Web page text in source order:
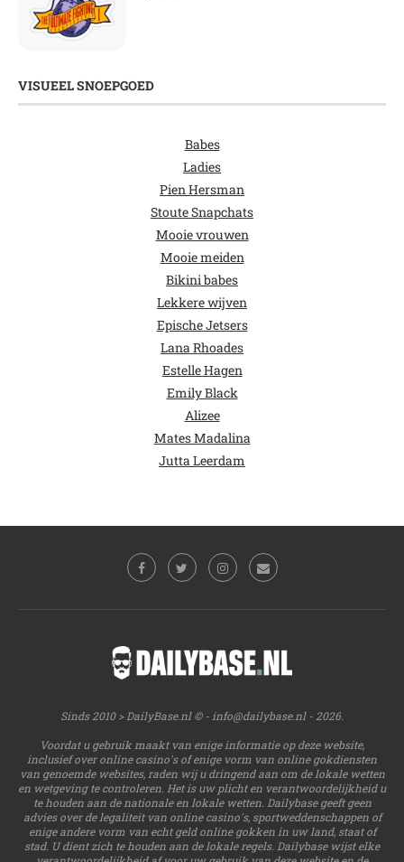
VISUEEL SNOEPGOED
Babes
Ladies
Pien Hersman
Stoute Snapchats
Mooie vrouwen
Mooie meiden
Bikini babes
Lekkere wijven
Epische Jetsers
Lana Rhoades
Estelle Hagen
Emily Black
Alizee
Mates Madalina
Jutta Leerdam
Sinds 2010 > DailyBase.nl © -info@dailybase.nl- 2026.
Voordat u gebruik maakt van enige informatie op deze website,
inclusief over online casino's of enige vorm van online gokdiensten
van genoemde websites, raden wij u dringend aan om de lokale wetten
en wetgeving te controleren. Het is uw plicht en verantwoordelijkheid u
te houden aan de nationale en lokale wetten. Dailybase geeft geen
advies over de legaliteit van online casino's, sportweddenschappen of
enige andere vorm van echt geld online gokken in uw land, staat of
stad. U dient zich te houden aan de lokale regels. Dailybase wijst elke